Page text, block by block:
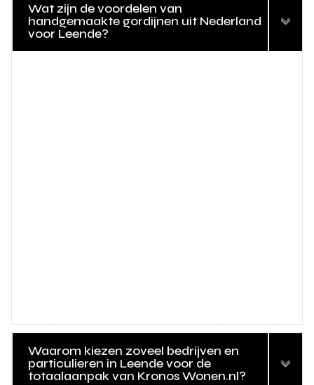
Wat zijn de voordelen van
handgemaakte gordijnen uit Nederland
voor Leende?
Waarom kiezen zoveel bedrijven en
particulieren in Leende voor de
totaalaanpak van Kronos Wonen.nl?